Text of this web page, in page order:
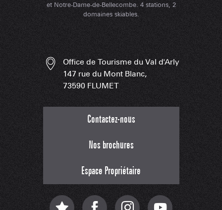
et Notre-Dame-de-Bellecombe. 4 stations, 2
domaines skiables.
Office de Tourisme du Val d'Arly
147 rue du Mont Blanc,
73590 FLUMET
Contactez-nous
Nos brochures
Espace Propriétaire